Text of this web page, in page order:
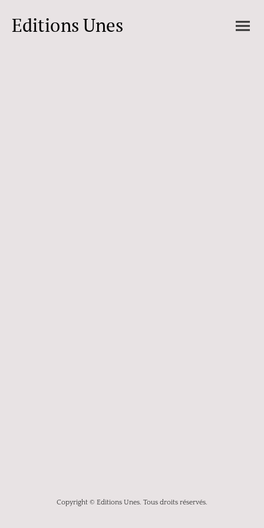
Editions Unes
Copyright © Editions Unes. Tous droits réservés.